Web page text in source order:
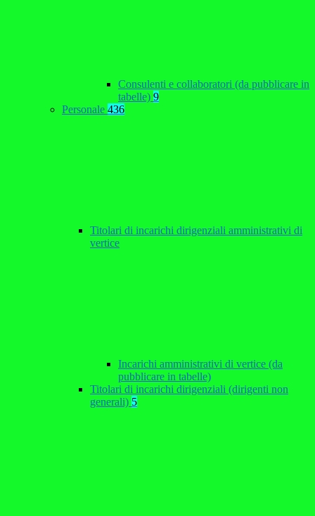
Consulenti e collaboratori (da pubblicare in
tabelle) 9
Personale 436
Titolari di incarichi dirigenziali amministrativi di
vertice
Incarichi amministrativi di vertice (da
pubblicare in tabelle)
Titolari di incarichi dirigenziali (dirigenti non
generali) 5